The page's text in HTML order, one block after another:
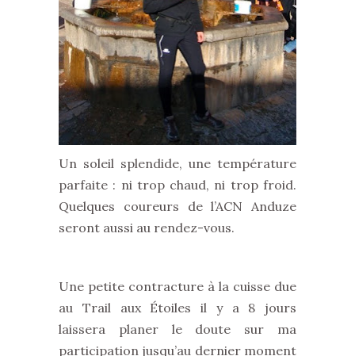
Un soleil splendide, une température
parfaite : ni trop chaud, ni trop froid.
Quelques coureurs de l’ACN Anduze
seront aussi au rendez-vous.
Une petite contracture à la cuisse due
au Trail aux Étoiles il y a 8 jours
laissera planer le doute sur ma
participation jusqu’au dernier moment